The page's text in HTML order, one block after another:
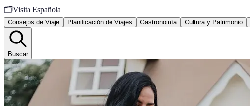
🗂️Visita Española
Consejos de Viaje Planificación de Viajes Gastronomía Cultura y Patrimonio
Buscar